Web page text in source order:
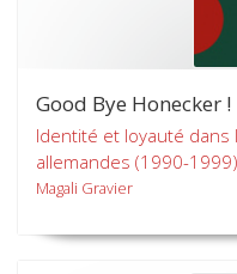
Good Bye Honecker !
Identité et loyauté
allemandes (1990-1999)
Magali Gravier